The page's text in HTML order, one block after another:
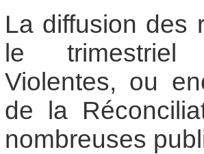
La diffusion des
le trimestriel
Violentes, ou
de la
nombreuses